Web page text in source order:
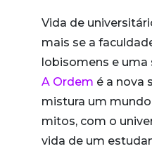
Vida de
mais se a
lobisomens e uma
A Ordem é a nova
mistura um
mitos, com o
vida de um